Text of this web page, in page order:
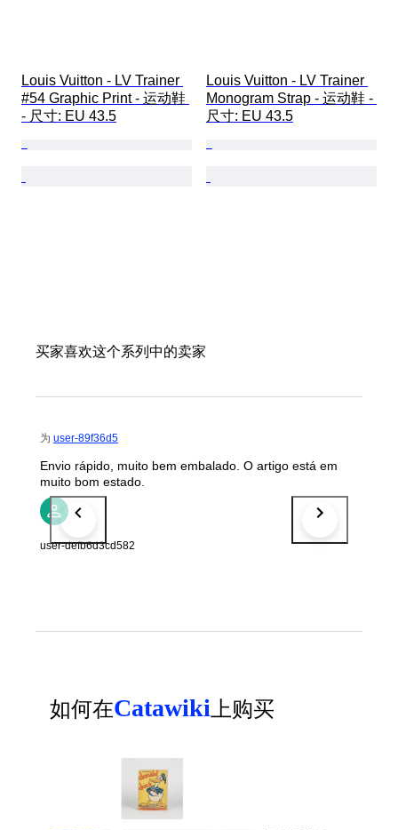
Louis Vuitton - LV Trainer
#54 Graphic Print - 运动鞋
- 尺寸: EU 43.5
Louis Vuitton - LV Trainer
Monogram Strap - 运动鞋 -
尺寸: EU 43.5
买家喜欢这个系列中的卖家
为 user-89f36d5
Envio rápido, muito bem embalado. O artigo está em
muito bom estado.
user-defb6d3cd582
如何在Catawiki 上购买